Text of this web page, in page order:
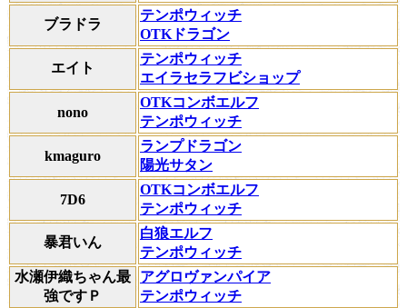
ブラドラ
テンポウィッチ
OTKドラゴン
エイト
テンポウィッチ
エイラセラフビショップ
nono
OTKコンボエルフ
テンポウィッチ
kmaguro
ランプドラゴン
陽光サタン
7D6
OTKコンボエルフ
テンポウィッチ
暴君いん
白狼エルフ
テンポウィッチ
水瀬伊織ちゃん最
強ですＰ
アグロヴァンパイア
テンポウィッチ